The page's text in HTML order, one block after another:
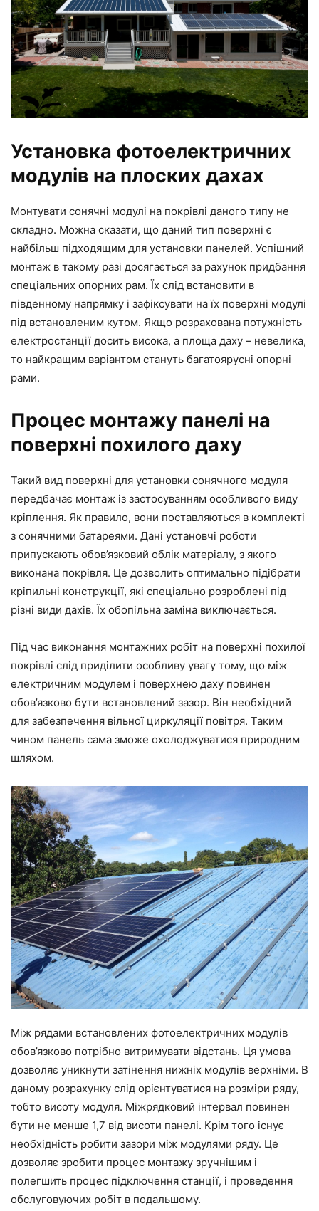
Установка фотоелектричних
модулів на плоских дахах
Монтувати сонячні модулі на покрівлі даного типу не
складно. Можна сказати, що даний тип поверхні є
найбільш підходящим для установки панелей. Успішний
монтаж в такому разі досягається за рахунок придбання
спеціальних опорних рам. Їх слід встановити в
південному напрямку і зафіксувати на їх поверхні модулі
під встановленим кутом. Якщо розрахована потужність
електростанції досить висока, а площа даху – невелика,
то найкращим варіантом стануть багатоярусні опорні
рами.
Процес монтажу панелі на
поверхні похилого даху
Такий вид поверхні для установки сонячного модуля
передбачає монтаж із застосуванням особливого виду
кріплення. Як правило, вони поставляються в комплекті
з сонячними батареями. Дані установчі роботи
припускають обов’язковий облік матеріалу, з якого
виконана покрівля. Це дозволить оптимально підібрати
кріпильні конструкції, які спеціально розроблені під
різні види дахів. Їх обопільна заміна виключається.
Під час виконання монтажних робіт на поверхні похилої
покрівлі слід приділити особливу увагу тому, що між
електричним модулем і поверхнею даху повинен
обов’язково бути встановлений зазор. Він необхідний
для забезпечення вільної циркуляції повітря. Таким
чином панель сама зможе охолоджуватися природним
шляхом.
Між рядами встановлених фотоелектричних модулів
обов’язково потрібно витримувати відстань. Ця умова
дозволяє уникнути затінення нижніх модулів верхніми. В
даному розрахунку слід орієнтуватися на розміри ряду,
тобто висоту модуля. Міжрядковий інтервал повинен
бути не менше 1,7 від висоти панелі. Крім того існує
необхідність робити зазори між модулями ряду. Це
дозволяє зробити процес монтажу зручнішим і
полегшить процес підключення станції, і проведення
обслуговуючих робіт в подальшому.